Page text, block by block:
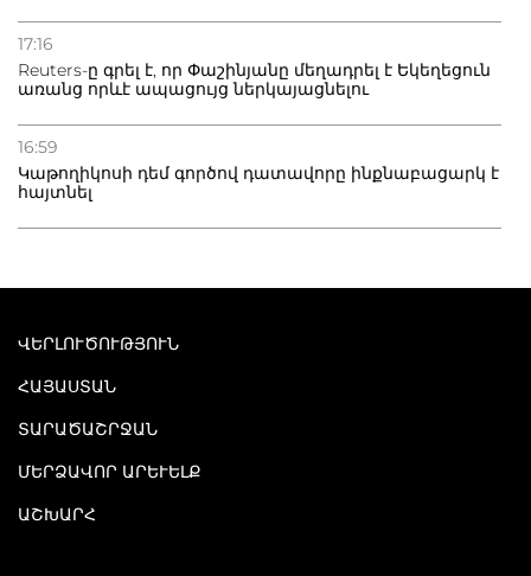
17:16
Reuters-ը գրել է, որ Փաշինյանը մեղադրել է Եկեղեցուն
առանց որևէ ապացույց ներկայացնելու
16:59
Կաթողիկոսի դեմ գործով դատավորը ինքնաբացարկ է
հայտնել
ՎԵՐԼՈՒԾՈՒԹՅՈՒՆ
ՀԱՅԱՍՏԱՆ
ՏԱՐԱԾԱՇՐՋԱՆ
ՄԵՐՁԱՎՈՐ ԱՐԵՒԵԼՔ
ԱՇԽԱՐՀ